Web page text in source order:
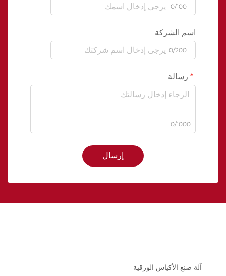
0/100
اسم الشركة
0/200
رسالة
0/1000
إرسال
آلة صنع الأكياس الورقية